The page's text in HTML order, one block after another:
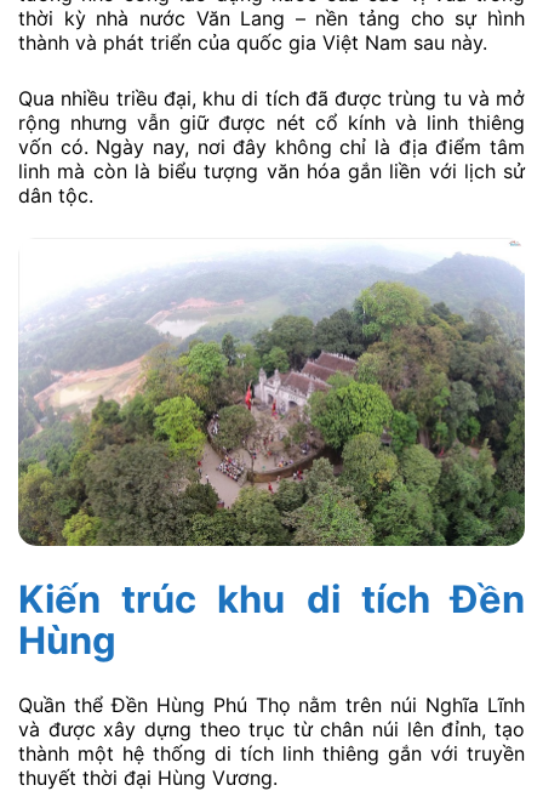
thời kỳ nhà nước Văn Lang – nền tảng cho sự hình
thành và phát triển của quốc gia Việt Nam sau này.
Qua nhiều triều đại, khu di tích đã được trùng tu và mở
rộng nhưng vẫn giữ được nét cổ kính và linh thiêng
vốn có. Ngày nay, nơi đây không chỉ là địa điểm tâm
linh mà còn là biểu tượng văn hóa gắn liền với lịch sử
dân tộc.
Kiến trúc khu di tích Đền
Hùng
Quần thể Đền Hùng Phú Thọ nằm trên núi Nghĩa Lĩnh
và được xây dựng theo trục từ chân núi lên đỉnh, tạo
thành một hệ thống di tích linh thiêng gắn với truyền
thuyết thời đại Hùng Vương.